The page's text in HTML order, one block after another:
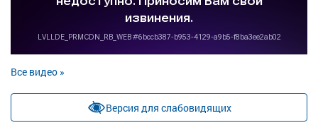
Все видео »
Версия для слабовидящих